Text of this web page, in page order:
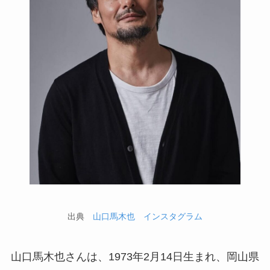
出典 山口馬木也 インスタグラム
山口馬木也さんは、1973年2月14日生まれ、岡山県